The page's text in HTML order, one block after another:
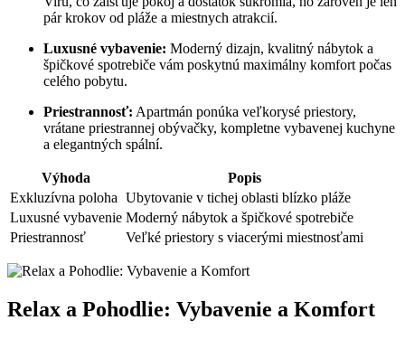
pár krokov od pláže a miestnych atrakcií.
Luxusné vybavenie: Moderný dizajn, kvalitný nábytok a
špičkové spotrebiče vám poskytnú maximálny komfort počas
celého pobytu.
Priestrannosť: Apartmán ponúka veľkorysé priestory,
vrátane priestrannej obývačky, kompletne vybavenej kuchyne
a elegantných spální.
Výhoda
Popis
Exkluzívna poloha Ubytovanie v tichej oblasti blízko pláže
Luxusné vybavenie Moderný nábytok a špičkové spotrebiče
Priestrannosť
Veľké priestory s viacerými miestnosťami
Relax a Pohodlie: Vybavenie a Komfort